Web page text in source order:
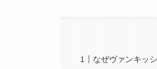
なぜヴァンキッ